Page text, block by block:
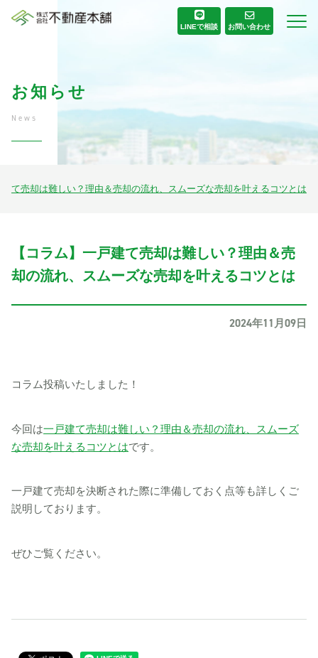
LINEで相談 お問い合わせ
お知らせ
News
て売却は難しい？理由＆売却の流れ、スムーズな売却を叶えるコツとは
【コラム】一戸建て売却は難しい？理由＆売
却の流れ、スムーズな売却を叶えるコツとは
2024年11月09日
コラム投稿いたしました！
今回は一戸建て売却は難しい？理由＆売却の流れ、スムーズ
な売却を叶えるコツとはです。
一戸建て売却を決断された際に準備しておく点等も詳しくご
説明しております。
ぜひご覧ください。